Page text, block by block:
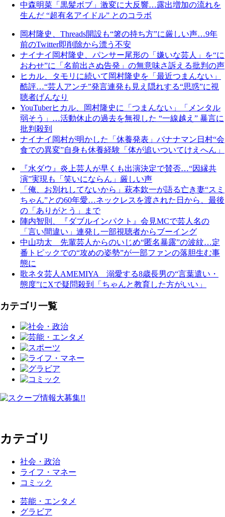
中森明菜「黒髪ボブ」激変に大反響…露出増加の流れを
生んだ “超有名アイドル” とのコラボ
岡村隆史、Threads開設も“箸の持ち方”に厳しい声…9年
前のTwitter即削除から漂う不安
ナイナイ岡村隆史、パンサー尾形の「嫌いな芸人」を“に
おわせ”に「名前出さぬ告発」の無意味さ訴える批判の声
ヒカル、タモリに続いて岡村隆史を「最近つまんない」
酷評…“芸人アンチ”発言連発も見え隠れする“思惑”に視
聴者げんなり
YouTuberヒカル、岡村隆史に「つまんない」「メンタル
弱そう」…活動休止の過去を無視した “一線越え” 暴言に
批判殺到
ナイナイ岡村が明かした「休養発表」バナナマン日村“会
食での異変”自身も休養経験「体が追いついてけえへん」
『水ダウ』炎上芸人が早くも出演決定で賛否…“因縁共
演”実現も「笑いにならん」厳しい声
「俺、お別れしてないから」萩本欽一が語る亡き妻“スミ
ちゃん”との60年愛…ネックレスを渡された日から、最後
の「ありがとう」まで
陣内智則、『ダブルインパクト』会見MCで芸人名の
「言い間違い」連発し一部視聴者からブーイング
中山功太 先輩芸人からのいじめ“匿名暴露”の波紋…定
番トピックでの“攻めの姿勢”が一部ファンの落胆生む事
態に
歌ネタ芸人AMEMIYA 溺愛する8歳長男の“言葉遣い・
態度”にXで疑問殺到「ちゃんと教育した方がいい」
カテゴリ一覧
カテゴリ
社会・政治
ライフ・マネー
コミック
芸能・エンタメ
グラビア